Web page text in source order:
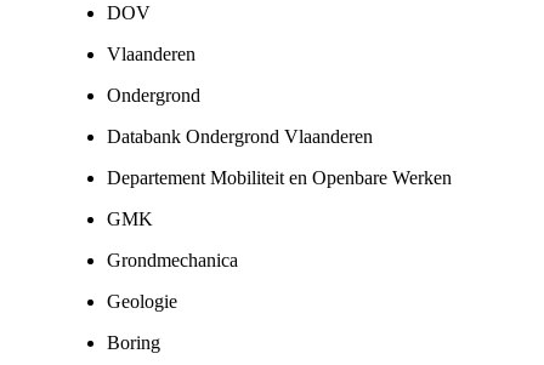
DOV
Vlaanderen
Ondergrond
Databank Ondergrond Vlaanderen
Departement Mobiliteit en Openbare Werken
GMK
Grondmechanica
Geologie
Boring